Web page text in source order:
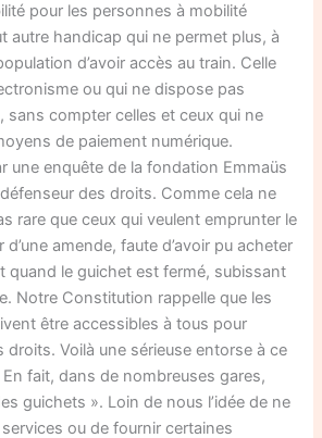
pour les personnes à mobilité
autre handicap qui ne permet plus, à
d’avoir accès au train. Celle
ou qui ne dispose pas
sans compter celles et ceux qui ne
de paiement numérique.
une enquête de la fondation Emmaüs
des droits. Comme cela ne
rare que ceux qui veulent emprunter le
amende, faute d’avoir pu acheter
quand le guichet est fermé, subissant
Notre Constitution rappelle que les
être accessibles à tous pour
droits. Voilà une sérieuse entorse à ce
fait, dans de nombreuses gares,
guichets ». Loin de nous l’idée de ne
ou de fournir certaines